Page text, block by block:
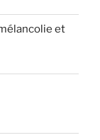
et